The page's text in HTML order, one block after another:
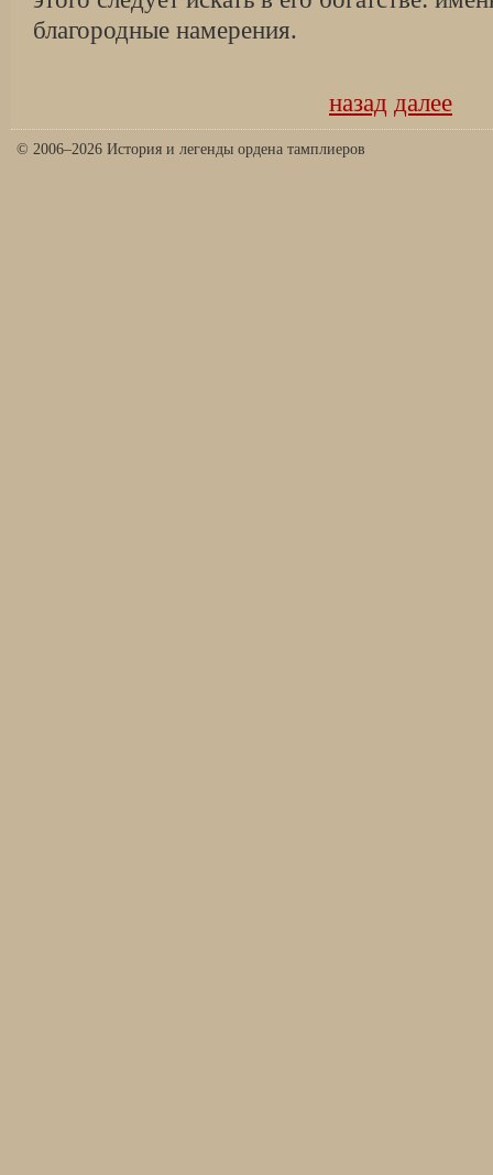
благородные намерения.
назад далее
© 2006–2026 История и легенды ордена тамплиеров